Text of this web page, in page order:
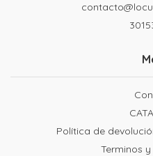
Política de
Terminos